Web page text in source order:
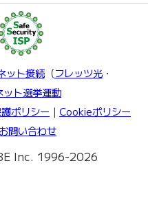
ット接続（フレッツ光・
ット選挙運動
ポリシー ｜ Cookieポリシー
お問い合わせ
Inc. 1996-2026